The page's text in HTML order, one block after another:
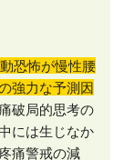
恐怖が慢性腰
強力な予測因
破局的思考の
には生じなか
痛警戒の減